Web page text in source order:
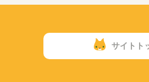
サイトト